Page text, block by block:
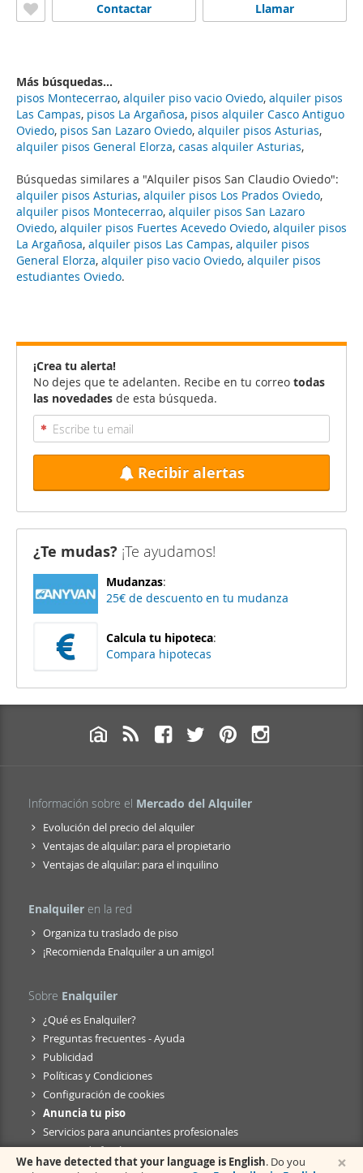
Búsquedas similares a "Alquiler pisos San Claudio Oviedo":
alquiler pisos Asturias, alquiler pisos Los Prados Oviedo,
alquiler pisos Montecerrao, alquiler pisos San Lazaro
Oviedo, alquiler pisos Fuertes Acevedo Oviedo, alquiler pisos
La Argañosa, alquiler pisos Las Campas, alquiler pisos
General Elorza, alquiler piso vacio Oviedo, alquiler pisos
estudiantes Oviedo.
Llamar
Contactar
Más búsquedas...
pisos Montecerrao, alquiler piso vacio Oviedo, alquiler pisos
Las Campas, pisos La Argañosa, pisos alquiler Casco Antiguo
Oviedo, pisos San Lazaro Oviedo, alquiler pisos Asturias,
alquiler pisos General Elorza, casas alquiler Asturias,
¡Crea tu alerta!
No dejes que te adelanten. Recibe en tu correo todas
las novedades de esta búsqueda.
Recibir alertas
¿Te mudas? ¡Te ayudamos!
Mudanzas:
25€ de descuento en tu mudanza
Calcula tu hipoteca:
Compara hipotecas
Información sobre el Mercado del Alquiler
Evolución del precio del alquiler
Ventajas de alquilar: para el propietario
Ventajas de alquilar: para el inquilino
Enalquiler en la red
Organiza tu traslado de piso
¡Recomienda Enalquiler a un amigo!
Sobre Enalquiler
¿Qué es Enalquiler?
Preguntas frecuentes - Ayuda
Publicidad
Políticas y Condiciones
Configuración de cookies
Anuncia tu piso
Servicios para anunciantes profesionales
Anuncio de fusión
×
We have detected that your language is English. Do you